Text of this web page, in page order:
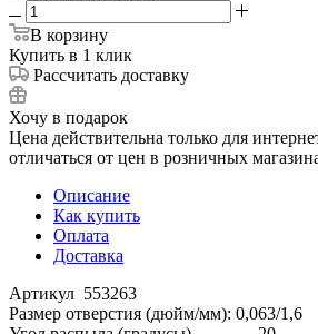
В корзину
Купить в 1 клик
Рассчитать доставку
Хочу в подарок
Цена действительна только для
отличаться от цен в розничных
Описание
Как купить
Оплата
Доставка
Артикул 553263
Размер отверстия (дюйм/мм): 0,063/1,6